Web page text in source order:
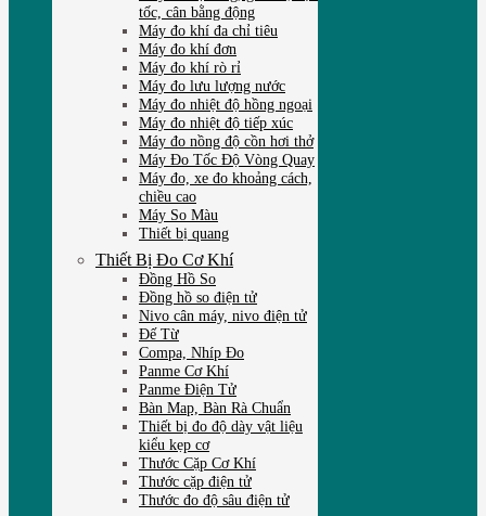
tốc, cân bằng động
Máy đo khí đa chỉ tiêu
Máy đo khí đơn
Máy đo khí rò rỉ
Máy đo lưu lượng nước
Máy đo nhiệt độ hồng ngoại
Máy đo nhiệt độ tiếp xúc
Máy đo nồng độ cồn hơi thở
Máy Đo Tốc Độ Vòng Quay
Máy đo, xe đo khoảng cách,
chiều cao
Máy So Màu
Thiết bị quang
Thiết Bị Đo Cơ Khí
Đồng Hồ So
Đồng hồ so điện tử
Nivo cân máy, nivo điện tử
Đế Từ
Compa, Nhíp Đo
Panme Cơ Khí
Panme Điện Tử
Bàn Map, Bàn Rà Chuẩn
Thiết bị đo độ dày vật liệu
kiểu kẹp cơ
Thước Cặp Cơ Khí
Thước cặp điện tử
Thước đo độ sâu điện tử